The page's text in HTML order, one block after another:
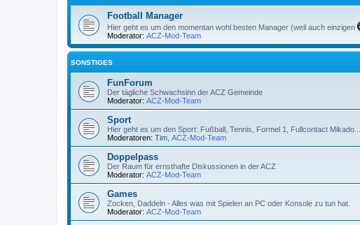
Football Manager
Hier geht es um den momentan wohl besten Manager (weil auch einzigen
Moderator: ACZ-Mod-Team
SONSTIGES
FunForum
Der tägliche Schwachsinn der ACZ Gemeinde
Moderator: ACZ-Mod-Team
Sport
Hier geht es um den Sport: Fußball, Tennis, Formel 1, Fullcontact Mikado...
Moderatoren: Tim ACZ-Mod-Team
Doppelpass
Der Raum für ernsthafte Diskussionen in der ACZ
Moderator: ACZ-Mod-Team
Games
Zocken, Daddeln - Alles was mit Spielen an PC oder Konsole zu tun hat.
Moderator: ACZ-Mod-Team